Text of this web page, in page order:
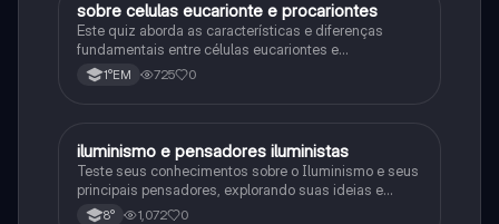
Biologia
sobre celulas eucarionte e procariontes
Este quiz aborda as características e diferenças
fundamentais entre células eucariontes e
procariontes.
1°EM 725 0
História
iluminismo e pensadores iluministas
Teste seus conhecimentos sobre o Iluminismo e seus
principais pensadores, explorando suas ideias e
impacto histórico.
8° 1,072 0